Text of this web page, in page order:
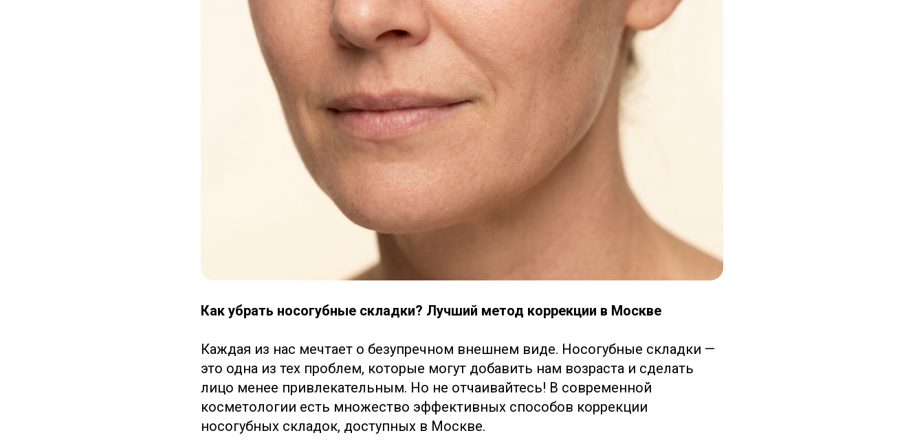
Как убрать носогубные складки? Лучший метод коррекции в Москве
Каждая из нас мечтает о безупречном внешнем виде. Носогубные складки —
это одна из тех проблем, которые могут добавить нам возраста и сделать
лицо менее привлекательным. Но не отчаивайтесь! В современной
косметологии есть множество эффективных способов коррекции
носогубных складок, доступных в Москве.